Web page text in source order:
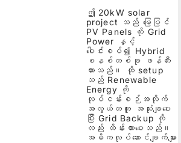
ဤ 20kW solar
project သည် မြေပြင်
PV Panels ကို Grid
Power နှင့်
ပေါင်းစပ်၍ Hybrid
စနစ်တစ်ခု ဖန်တီး
ထားသည်။ ထို setup
သည် Renewable
Energy ကို
လုပ်ငန်းစဉ်အလိုက်
အလွယ်တကူ အသုံးချပေး
ပြီး Grid Backup ကို
လည်း ထိန်းထားပေးသည်။
အဓိကလုပ်ဆောင်ချက်များ